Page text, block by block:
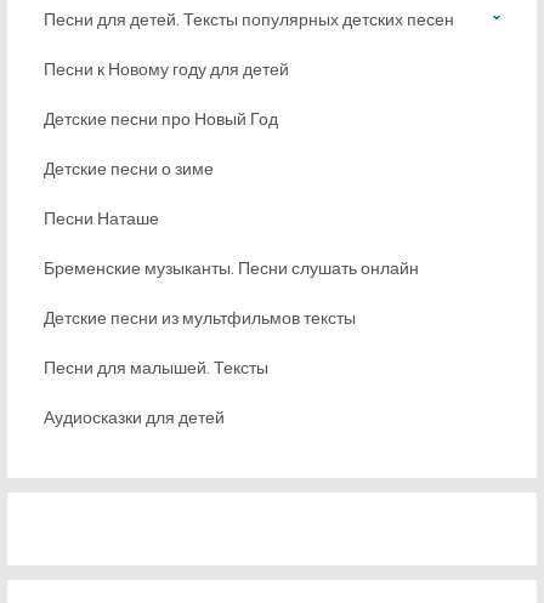
Песни для детей. Тексты популярных детских песен
Песни к Новому году для детей
Детские песни про Новый Год
Детские песни о зиме
Песни Наташе
Бременские музыканты. Песни слушать онлайн
Детские песни из мультфильмов тексты
Песни для малышей. Тексты
Аудиосказки для детей